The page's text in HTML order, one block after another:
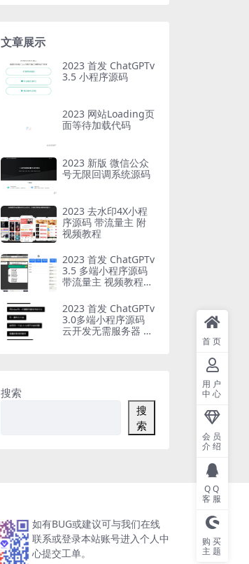
文章展示
2023 首发 ChatGPTv
3.5 小程序源码
2023 网站Loading页
面等待加载代码
2023 新版 微信公众
号无限回调系统源码
2023 去水印4X小程
序源码 带流量主 附
视频教程
2023 首发 ChatGPTv
3.5 多端小程序源码
带流量主 视频教程
2023 首发 ChatGPTv
3.0多端小程序源码
云开发无需服务器 带
搜索
搜
索
如有BUG或建议可与我们在线
联系或登录本站账号进入个人中
心提交工单。
首页
用户
中心
会员
介绍
QQ
客服
购买
主题